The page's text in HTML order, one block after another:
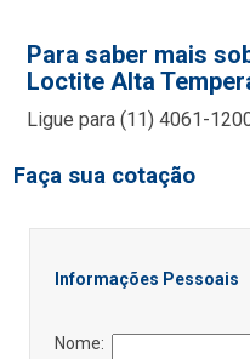
Para saber mais
Loctite Alta
Ligue para(11) 4061-
Faça sua cotação
Informações Pessoais
Nome: